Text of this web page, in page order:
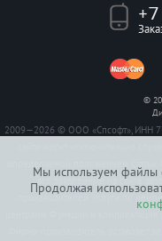
Мы используем файлы
Продолжая
©
2009—2026 © ООО «Спсофт», ИНН
определяемой положением Статьи
все заявленные на сайте
производителей. Услуги по
центрами. Функции и комплектация
Фирма-производитель оставляет